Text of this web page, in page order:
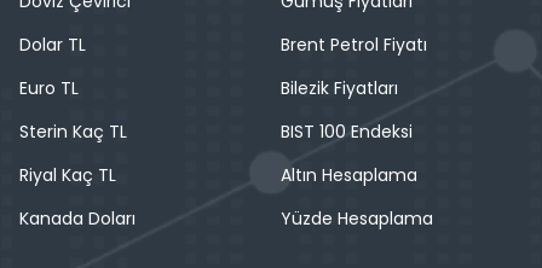
Dolar TL
Euro TL
Sterin Kaç TL
Riyal Kaç TL
Kanada Doları
Brent Petrol Fiyatı
Bilezik Fiyatları
BIST 100 Endeksi
Altın Hesaplama
Yüzde Hesaplama